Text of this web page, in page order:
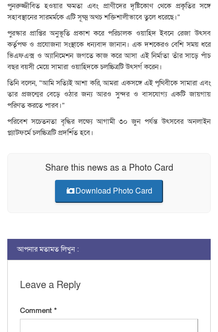
পুনরুজ্জীবিত হওয়ার ক্ষমতা এবং প্রাণীদের দৃষ্টিকোণ থেকে প্রকৃতির সঙ্গে
সহাবস্থানের সারমর্মকে এটি সূক্ষ্ম অথচ শক্তিশালীভাবে তুলে ধরেছে।”
পুরস্কার প্রাপ্তির অনুভূতি প্রকাশ করে পরিচালক ওয়াহিদ ইবনে রেজা উৎসব
কর্তৃপক্ষ ও প্রযোজনা সংস্থাকে ধন্যবাদ জানান। এক দশকেরও বেশি সময় ধরে
ভিএফএক্স ও অ্যানিমেশন জগতে কাজ করে আসা এই নির্মাতা তাঁর সাড়ে পাঁচ
বছর বয়সী মেয়ে সামারা ওয়াহিদকে চলচ্চিত্রটি উৎসর্গ করেন।
তিনি বলেন, “আমি সত্যিই আশা করি, আমরা একসঙ্গে এই পৃথিবীকে সামারা এবং
তার প্রজন্মের বেড়ে ওঠার জন্য আরও সুন্দর ও বাসযোগ্য একটি জায়গায়
পরিণত করতে পারব।”
পরিবেশ সচেতনতা বৃদ্ধির লক্ষ্যে আগামী ৩০ জুন পর্যন্ত উৎসবের অনলাইন
প্ল্যাটফর্মে চলচ্চিত্রটি প্রদর্শিত হবে।
Share this news as a Photo Card
Download Photo Card
আপনার মতামত লিখুন :
Leave a Reply
Comment *